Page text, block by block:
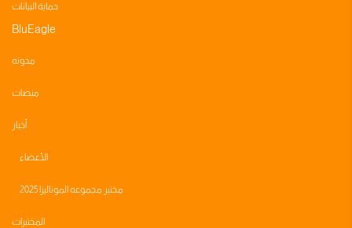
حماية البيانات
BluEagle
مدونه
منصات
أخبار
الأعضاء
مختبر مجموعه الموناليزا 2025
المختبرات